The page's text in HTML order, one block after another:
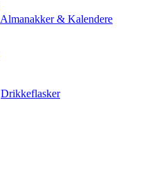
Almanakker & Kalendere
Drikkeflasker